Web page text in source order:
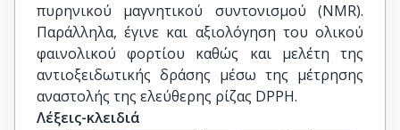
πυρηνικού μαγνητικού συντονισμού (NMR).
Παράλληλα, έγινε και αξιολόγηση του ολικού
φαινολικού φορτίου καθώς και μελέτη της
αντιοξειδωτικής δράσης μέσω της μέτρησης
αναστολής της ελεύθερης ρίζας DPPH.
Λέξεις-κλειδιά